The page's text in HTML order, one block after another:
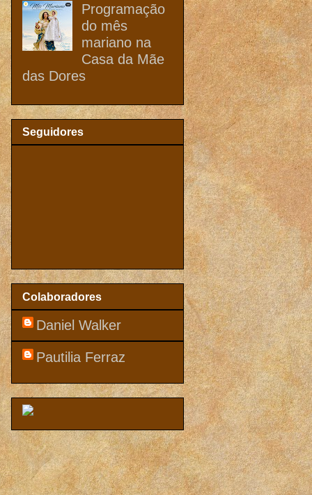
Programação
do mês
mariano na
Casa da Mãe
das Dores
Seguidores
Colaboradores
Daniel Walker
Pautilia Ferraz